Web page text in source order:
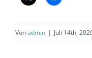
Vonadmin | Juli 14th,